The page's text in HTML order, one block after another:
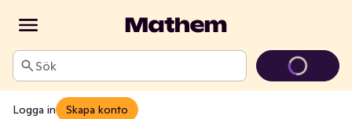
Sök
Logga in Skapa konto